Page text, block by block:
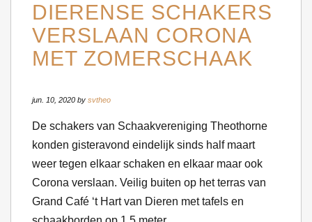
DIERENSE SCHAKERS
VERSLAAN CORONA
MET ZOMERSCHAAK
jun. 10, 2020 by svtheo
De schakers van Schaakvereniging Theothorne
konden gisteravond eindelijk sinds half maart
weer tegen elkaar schaken en elkaar maar ook
Corona verslaan. Veilig buiten op het terras van
Grand Café ‘t Hart van Dieren met tafels en